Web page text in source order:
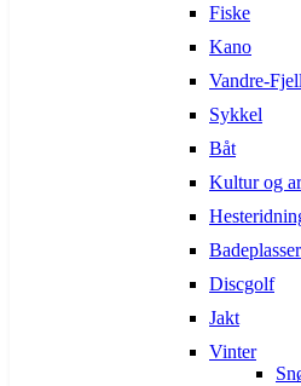
Fiske
Kano
Vandre-
Sykkel
Båt
Kultur og
Badeplasser
Discgolf
Jakt
Vinter